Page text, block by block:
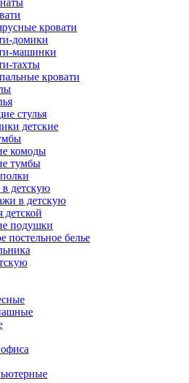
кровати
домики
машинки
тахты
кровати
стулья
детские
комоды
тумбы
детскую
в детскую
детской
подушки
постельное белье